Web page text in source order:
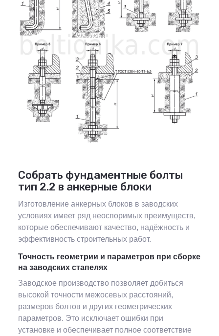
Собрать фундаментные болты
тип 2.2 в анкерные блоки
Изготовление анкерных блоков в заводских
условиях имеет ряд неоспоримых преимуществ,
которые обеспечивают качество, надёжность и
эффективность строительных работ.
Точность геометрии и параметров при сборке
на заводских стапелях
Заводское производство позволяет добиться
высокой точности межосевых расстояний,
размеров болтов и других геометрических
параметров. Это исключает ошибки при
установке и обеспечивает полное соответствие